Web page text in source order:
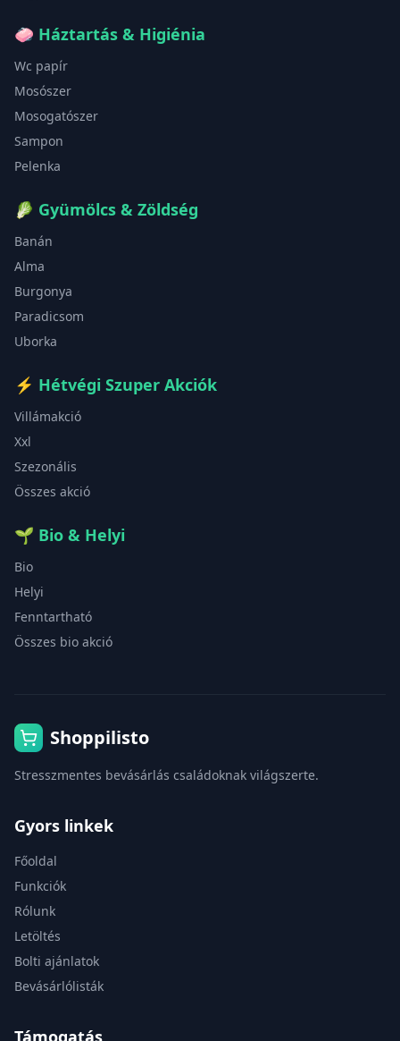
🧼 Háztartás & Higiénia
Wc papír
Mosószer
Mosogatószer
Sampon
Pelenka
🥬 Gyümölcs & Zöldség
Banán
Alma
Burgonya
Paradicsom
Uborka
⚡ Hétvégi Szuper Akciók
Villámakció
Xxl
Szezonális
Összes akció
🌱 Bio & Helyi
Bio
Helyi
Fenntartható
Összes bio akció
Shoppilisto
Stresszmentes bevásárlás családoknak világszerte.
Gyors linkek
Főoldal
Funkciók
Rólunk
Letöltés
Bolti ajánlatok
Bevásárlólisták
Támogatás